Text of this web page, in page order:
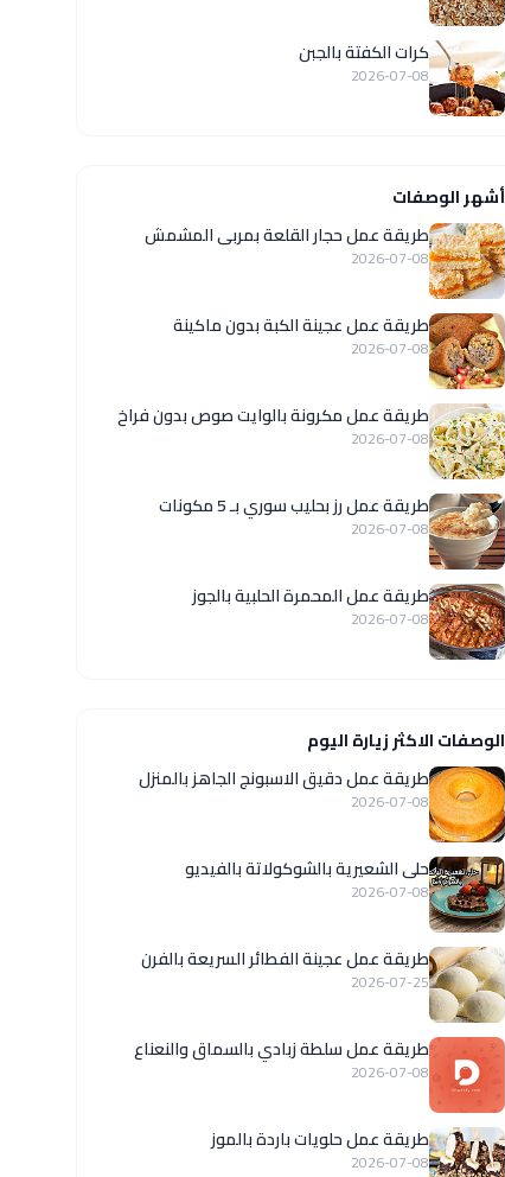
كرات الكفتة بالجبن
2026-07-08
أشهر الوصفات
طريقة عمل حجار القلعة بمربى المشمش
2026-07-08
طريقة عمل عجينة الكبة بدون ماكينة
2026-07-08
طريقة عمل مكرونة بالوايت صوص بدون فراخ
2026-07-08
طريقة عمل رز بحليب سوري بـ 5 مكونات
2026-07-08
طريقة عمل المحمرة الحلبية بالجوز
2026-07-08
الوصفات الاكثر زيارة اليوم
طريقة عمل دقيق الاسبونج الجاهز بالمنزل
2026-07-08
حلى الشعيرية بالشوكولاتة بالفيديو
2026-07-08
طريقة عمل عجينة الفطائر السريعة بالفرن
2026-07-25
طريقة عمل سلطة زبادي بالسماق والنعناع
2026-07-08
طريقة عمل حلويات باردة بالموز
2026-07-08